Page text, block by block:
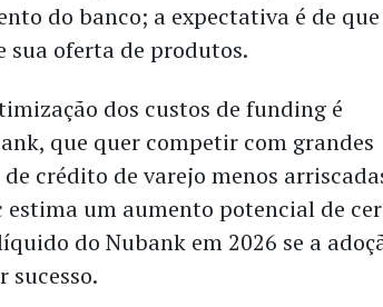
do banco; a expectativa é de que
sua oferta de produtos.
dos custos de funding é
que quer competir com grandes
crédito de varejo menos
estima um aumento potencial de
do Nubank em 2026 se a
sucesso.